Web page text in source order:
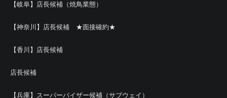
【岐阜】店長候補（焼鳥業態）
【神奈川】店長候補 ★面接確約★
【香川】店長候補
店長候補
【兵庫】スーパーバイザー候補（サブウェイ）